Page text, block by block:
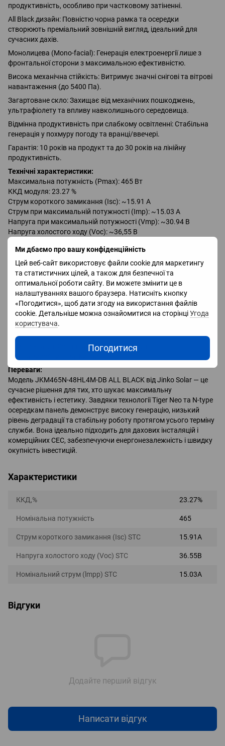
Ми дбаємо про вашу конфіденційність
Цей веб-сайт використовує файли cookie для маркетингу
та статистичних цілей, а також для безпечної та
оптимальної роботи сайту. Ви можете змінити це в
налаштуваннях вашого браузера. Натисніть кнопку
«Погодитися», щоб дати згоду на використання файлів
cookie. Детальніше можна ознайомитися на сторінціУгода
користувача.
Погодитися
продуктивність, особливо при частковому затіненні.
All Black дизайн: Повністю чорна рамка та осередки
створюють преміальний зовнішній вигляд, ідеальний для
сучасних дахів.
Монолицева (Mono-facial): Генерація електроенергії лише з
фронтальної сторони з максимальною ефективністю.
Висока механічна стійкість: Витримує значні снігові та вітрові
навантаження (до 5400 Па).
Загартоване скло: Захищає від механічних пошкоджень,
ультрафіолету та впливу навколишнього середовища.
Відмінна продуктивність при слабкому освітленні: Стабільна
генерація у похмуру погоду та вранці/ввечері.
Гарантія: 10 років на продукт та до 30 років на лінійну
продуктивність.
Технічні характеристики:
Максимальна потужність (Pmax): 465 Вт
ККД модуля: 23.27 %
Струм короткого замикання (Isc): ~15.91 А
Струм при максимальній потужності (Imp): ~15.03 А
Напруга при максимальній потужності (Vmp): ~30.94 В
Напруга холостого ходу (Voc): ~36,55 В
Максимальна напруга системи DC: 1500 В
Клас захисту: IP68
Температурний коефіцієнт потужності (Pmax): -0.29 %/°C
Температурний коефіцієнт Voc: -0.25 %/°C
Температурний коефіцієнт Isc: +0.045 %/°C
Фізичні характеристики:
Кількість елементів: 96 (N-type, half-cell)
Розміри: ~1762 × 1134 × 30 мм
Вага: 24 кг
Тип роз’єму: MC4-сумісний
Комплектація: Сонячна панель, інструкція
Країна виробництва: Китай
Переваги:
Модель JKM465N-48HL4M-DB ALL BLACK від Jinko Solar — це
сучасне рішення для тих, хто шукає максимальну
ефективність і естетику. Завдяки технології Tiger Neo та N-type
осередкам панель демонструє високу генерацію, низький
рівень деградації та стабільну роботу протягом усього терміну
служби. Вона ідеально підходить для дахових інсталяцій і
комерційних СЕС, забезпечуючи енергонезалежність і швидку
окупність інвестицій.
Характеристики
ККД,% 23.27%
Номінальна потужність 465
Струм короткого замикання (Isc) STC 15.91А
Напруга холостого ходу (Voc) STC 36.55В
Номінальний струм (lmpp) STC 15.03А
Відгуки
Додайте перший відгук
Написати відгук